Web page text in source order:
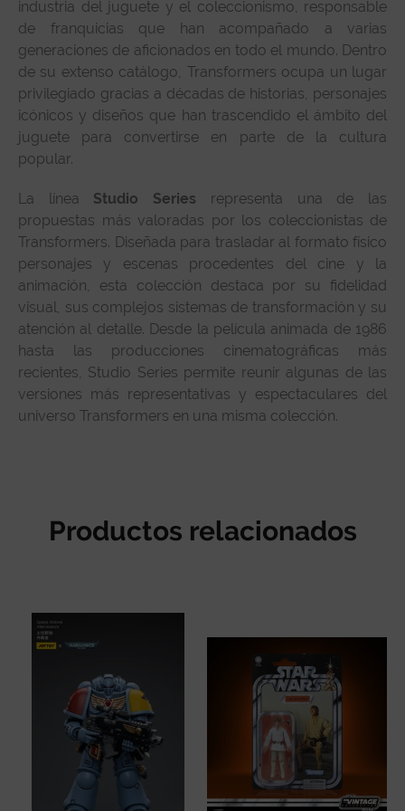
industria del juguete y el coleccionismo, responsable
de franquicias que han acompañado a varias
generaciones de aficionados en todo el mundo. Dentro
de su extenso catálogo, Transformers ocupa un lugar
privilegiado gracias a décadas de historias, personajes
icónicos y diseños que han trascendido el ámbito del
juguete para convertirse en parte de la cultura
popular.
La línea Studio Series representa una de las
propuestas más valoradas por los coleccionistas de
Transformers. Diseñada para trasladar al formato físico
personajes y escenas procedentes del cine y la
animación, esta colección destaca por su fidelidad
visual, sus complejos sistemas de transformación y su
atención al detalle. Desde la película animada de 1986
hasta las producciones cinematográficas más
recientes, Studio Series permite reunir algunas de las
versiones más representativas y espectaculares del
universo Transformers en una misma colección.
Productos relacionados